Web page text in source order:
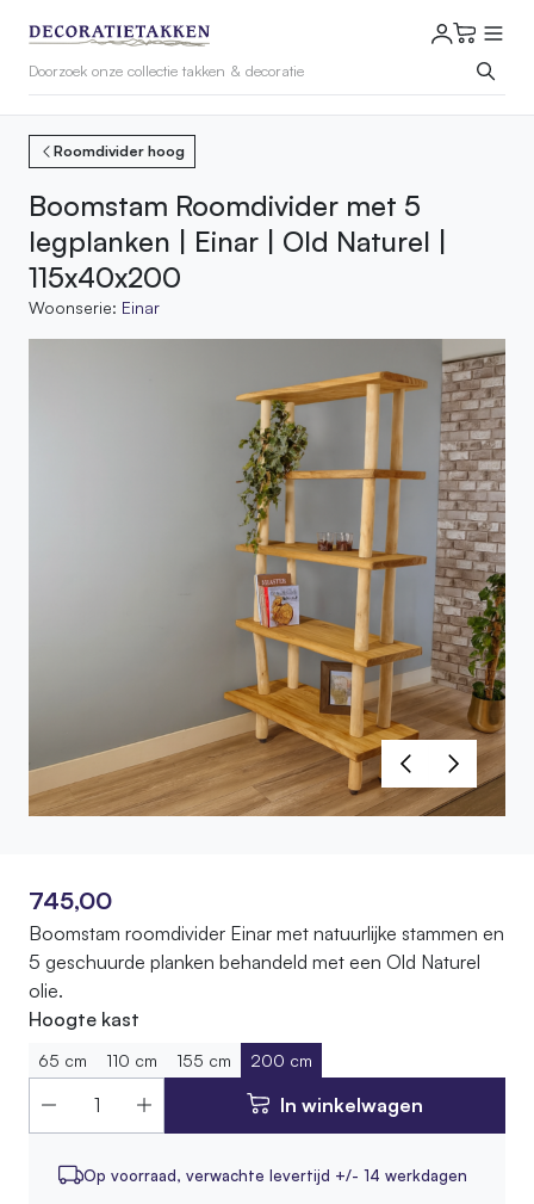
Roomdivider hoog
Boomstam Roomdivider met 5
legplanken | Einar | Old Naturel |
115x40x200
Woonserie: Einar
745,00
Boomstam roomdivider Einar met natuurlijke stammen en
5 geschuurde planken behandeld met een Old Naturel
olie.
Hoogte kast
65 cm 110 cm 155 cm 200 cm
In winkelwagen
Op voorraad, verwachte levertijd +/- 14 werkdagen